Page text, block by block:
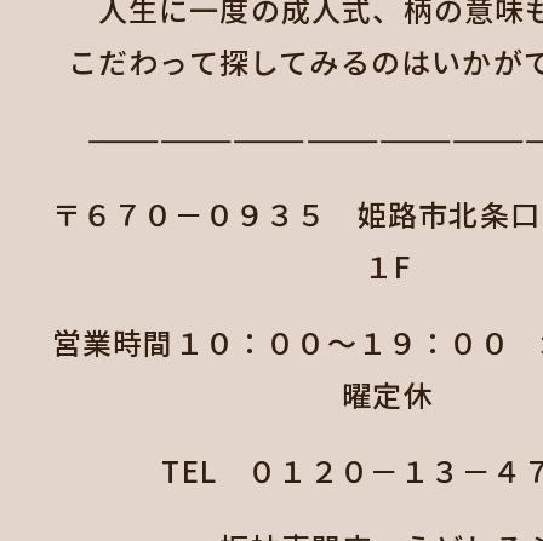
人生に一度の成人式、柄の意味
こだわって探してみるのはいかが
〒６７０－０９３５ 姫路市北条
１F
営業時間１０：００～１９：００
曜定休
TEL ０１２０－１３－４